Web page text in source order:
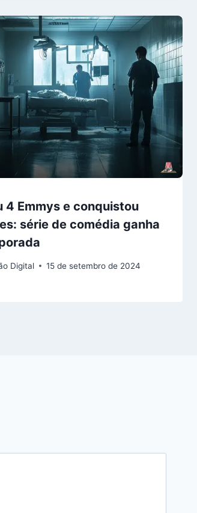
4 Emmys e conquistou
série de comédia ganha
Digital 15 de setembro de 2024